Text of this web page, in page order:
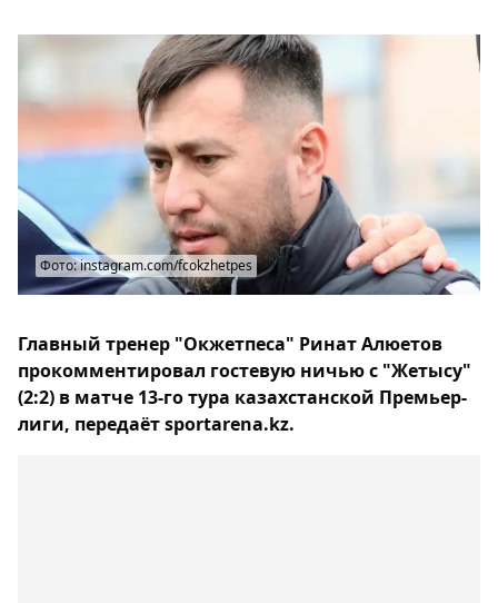
Фото: instagram.com/fcokzhetpes
Главный тренер "Окжетпеса" Ринат Алюетов
прокомментировал гостевую ничью с "Жетысу"
(2:2) в матче 13-го тура казахстанской Премьер-
лиги, передаёт sportarena.kz.